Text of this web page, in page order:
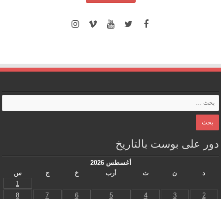
دور على بوست بالتاريخ
أغسطس 2026
د
ن ث أرب خ ج
س
1
2
3
4
5
6
7
8